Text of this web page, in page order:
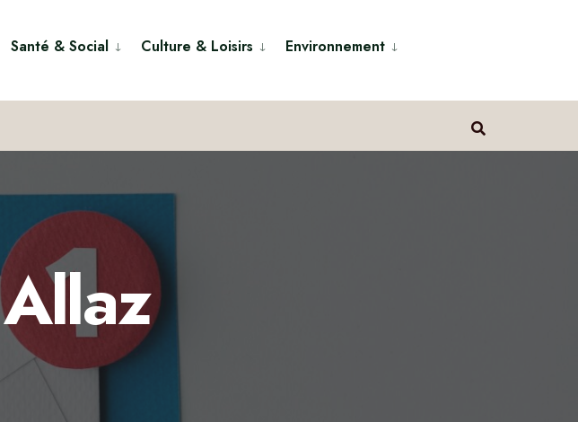
Santé & Social Culture & Loisirs Environnement